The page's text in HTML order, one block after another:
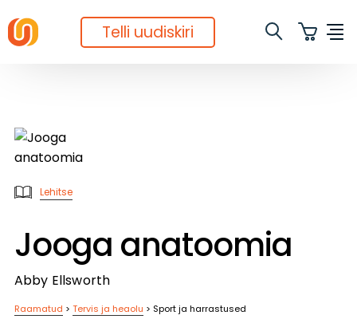
Telli uudiskiri
Lehitse
Jooga anatoomia
Abby Ellsworth
Raamatud > Tervis ja heaolu > Sport ja harrastused